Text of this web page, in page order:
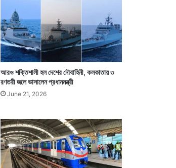
আরও শক্তিশালী হল দেশের নৌবাহিনী, কলকাতায় ৩
রণতরী জলে ভাসালেন প্রধানমন্ত্রী
June 21, 2026